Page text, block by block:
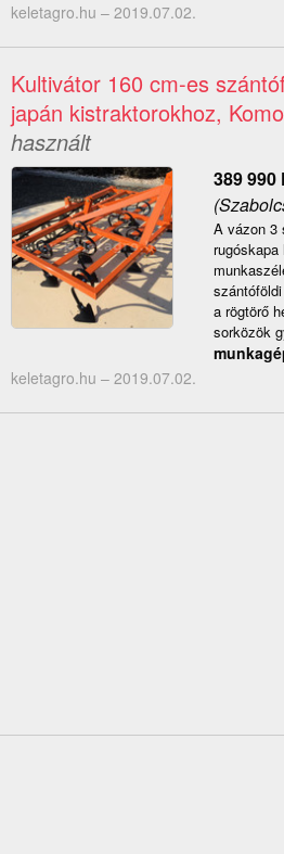
keletagro.hu – 2019.07.02.
Kultivátor 160 cm-es
japán kistraktorokhoz,
használt
389 990
A vázon 3
a rögtörő
sorközök
keletagro.hu – 2019.07.02.